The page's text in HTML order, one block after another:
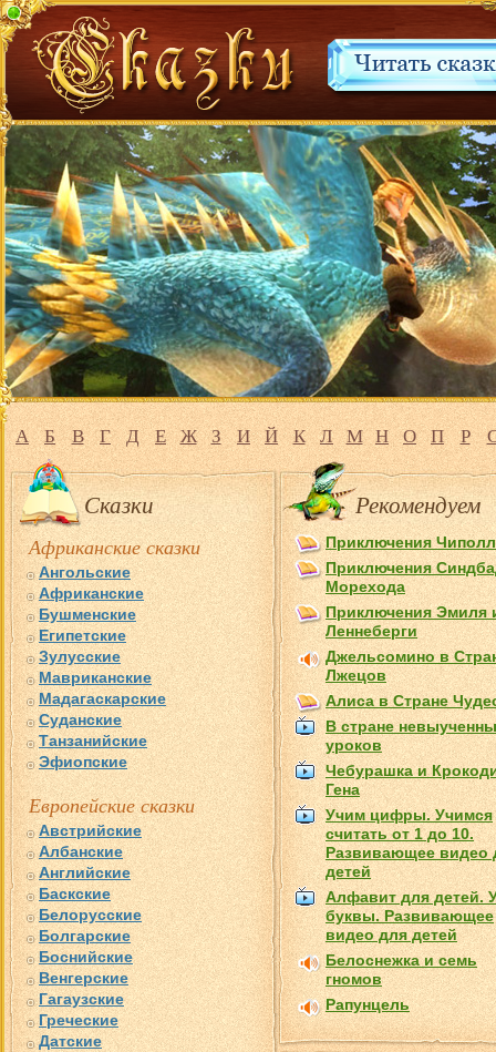
А Б В Г Д Е Ж З И Й К Л М Н О П Р
Сказки
Африканские сказки
Ангольские
Африканские
Бушменские
Египетские
Зулусские
Мавриканские
Мадагаскарские
Суданские
Танзанийские
Эфиопские
Европейские сказки
Австрийские
Албанские
Английские
Баскские
Белорусские
Болгарские
Боснийские
Венгерские
Гагаузские
Греческие
Датские
Рекомендуем
Приключения
Приключения
Морехода
Приключения Эмиля
Лeннеберги
Джельсомино в
Лжецов
Алиса в Стране
В стране
уроков
Чебурашка и
Гена
Учим цифры. Учимся
считать от 1 до 10.
Развивающее видео
детей
Алфавит для детей.
буквы. Развивающее
видео для детей
Белоснежка и семь
гномов
Рапунцель